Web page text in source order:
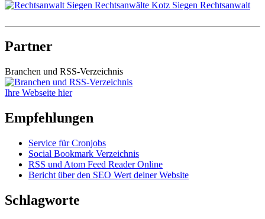
Partner
Branchen und RSS-Verzeichnis
Ihre Webseite hier
Empfehlungen
Service für Cronjobs
Social Bookmark Verzeichnis
RSS und Atom Feed Reader Online
Bericht über den SEO Wert deiner Website
Schlagworte